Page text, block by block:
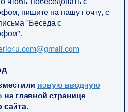
пишите на нашу почту, с
"Беседа с
новую вводную
на главной странице
сайта.